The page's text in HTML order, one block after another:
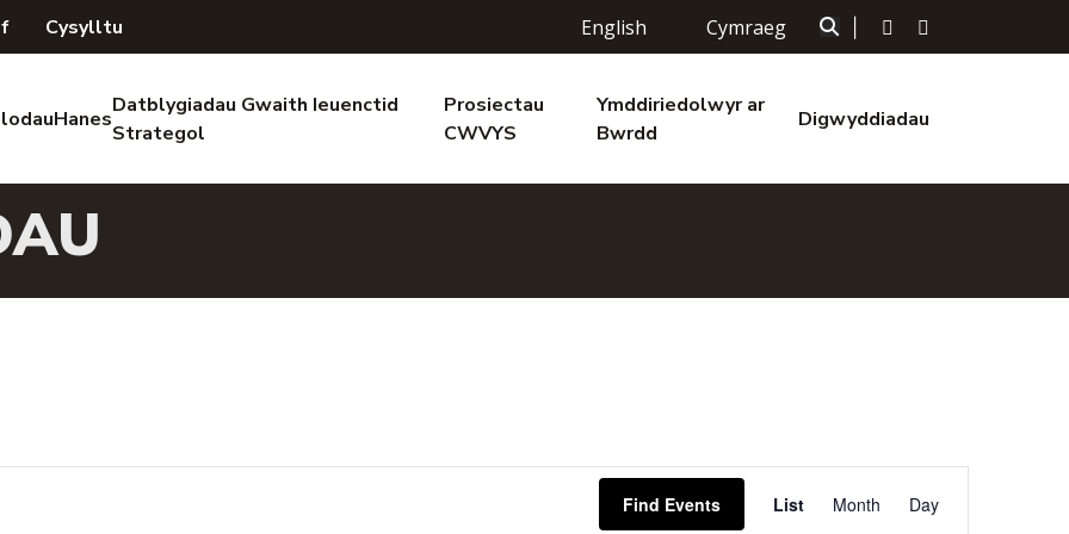
Cysylltu English Cymraeg
Hanes
Datblygiadau Gwaith Ieuenctid
Strategol
Prosiectau
CWVYS
Ymddiriedolwyr ar
Bwrdd
Digwyddiadau
Find Events
Event
List Month Day